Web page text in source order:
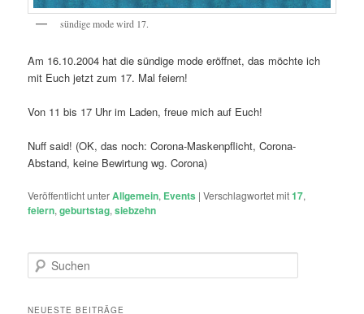
sündige mode wird 17.
Am 16.10.2004 hat die sündige mode eröffnet, das möchte ich
mit Euch jetzt zum 17. Mal feiern!
Von 11 bis 17 Uhr im Laden, freue mich auf Euch!
Nuff said! (OK, das noch: Corona-Maskenpflicht, Corona-
Abstand, keine Bewirtung wg. Corona)
Veröffentlicht unterAllgemein, Events |Verschlagwortet mit17,
feiern,geburtstag,siebzehn
u
h
NEUESTE BEITRÄGE